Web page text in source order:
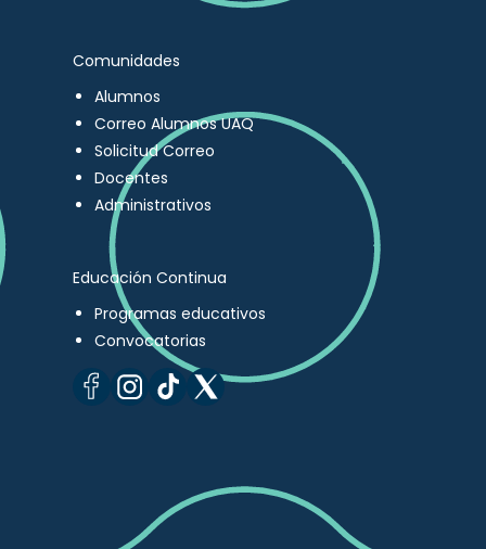
Comunidades
Alumnos
Correo Alumnos UAQ
Solicitud Correo
Docentes
Administrativos
Educación Continua
Programas educativos
Convocatorias